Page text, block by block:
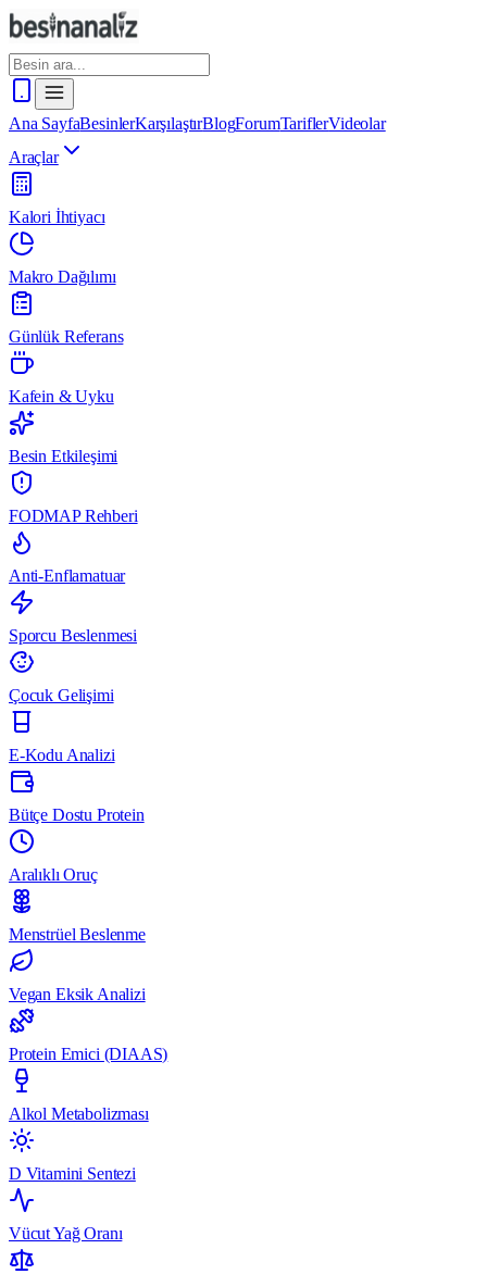
Ana SayfaBesinlerKarşılaştırBlogForumTariflerVideolar
Araçlar
Kalori İhtiyacı
Makro Dağılımı
Günlük Referans
Kafein & Uyku
Besin Etkileşimi
FODMAP Rehberi
Anti-Enflamatuar
Sporcu Beslenmesi
Çocuk Gelişimi
E-Kodu Analizi
Bütçe Dostu Protein
Aralıklı Oruç
Menstrüel Beslenme
Vegan Eksik Analizi
Protein Emici (DIAAS)
Alkol Metabolizması
D Vitamini Sentezi
Vücut Yağ Oranı